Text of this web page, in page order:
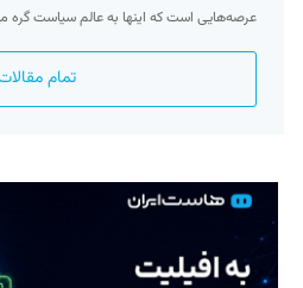
عرصه‌هایی است که اینها به عالم سیاست گره
تمام